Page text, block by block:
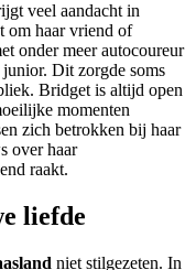
veel aandacht in
om haar vriend of
onder meer autocoureur
Dit zorgde soms
Bridget is altijd open
momenten
zich betrokken bij haar
over haar
raakt.
liefde
niet stilgezeten. In